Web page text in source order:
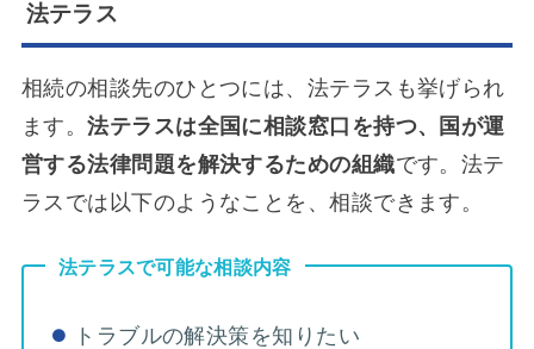
法テラス
相続の相談先のひとつには、法テラスも挙げられ
ます。法テラスは全国に相談窓口を持つ、国が運
営する法律問題を解決するための組織です。法テ
ラスでは以下のようなことを、相談できます。
法テラスで可能な相談内容
トラブルの解決策を知りたい